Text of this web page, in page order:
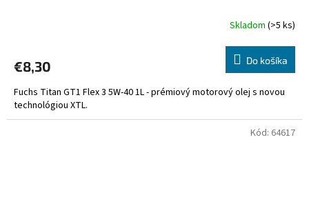
Skladom (>5 ks)
€8,30 Do košíka
Fuchs Titan GT1 Flex 3 5W-40 1L - prémiový motorový olej s novou
technológiou XTL.
Kód: 64617